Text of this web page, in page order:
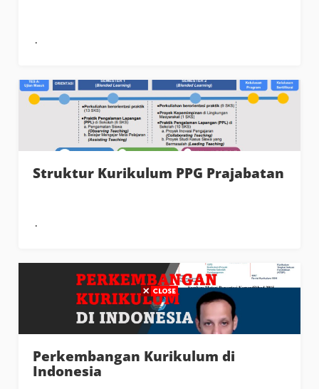
Struktur Kurikulum PPG Prajabatan
Perkembangan Kurikulum di
Indonesia